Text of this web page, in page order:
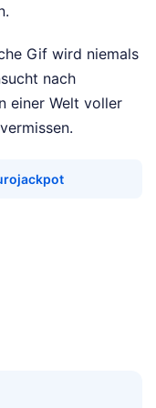
Gif wird niemals
nach
einer Welt voller